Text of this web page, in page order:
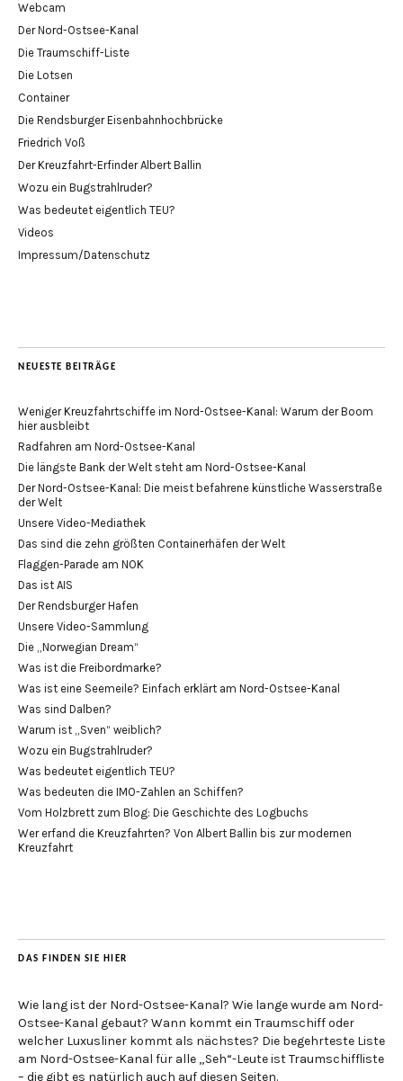
Webcam
Der Nord-Ostsee-Kanal
Die Traumschiff-Liste
Die Lotsen
Container
Die Rendsburger Eisenbahnhochbrücke
Friedrich Voß
Der Kreuzfahrt-Erfinder Albert Ballin
Wozu ein Bugstrahlruder?
Was bedeutet eigentlich TEU?
Videos
Impressum/Datenschutz
NEUESTE BEITRÄGE
Weniger Kreuzfahrtschiffe im Nord-Ostsee-Kanal: Warum der Boom
hier ausbleibt
Radfahren am Nord-Ostsee-Kanal
Die längste Bank der Welt steht am Nord-Ostsee-Kanal
Der Nord-Ostsee-Kanal: Die meist befahrene künstliche Wasserstraße
der Welt
Unsere Video-Mediathek
Das sind die zehn größten Containerhäfen der Welt
Flaggen-Parade am NOK
Das ist AIS
Der Rendsburger Hafen
Unsere Video-Sammlung
Die „Norwegian Dream“
Was ist die Freibordmarke?
Was ist eine Seemeile? Einfach erklärt am Nord-Ostsee-Kanal
Was sind Dalben?
Warum ist „Sven“ weiblich?
Wozu ein Bugstrahlruder?
Was bedeutet eigentlich TEU?
Was bedeuten die IMO-Zahlen an Schiffen?
Vom Holzbrett zum Blog: Die Geschichte des Logbuchs
Wer erfand die Kreuzfahrten? Von Albert Ballin bis zur modernen
Kreuzfahrt
DAS FINDEN SIE HIER
Wie lang ist der Nord-Ostsee-Kanal? Wie lange wurde am Nord-
Ostsee-Kanal gebaut? Wann kommt ein Traumschiff oder
welcher Luxusliner kommt als nächstes? Die begehrteste Liste
am Nord-Ostsee-Kanal für alle „Seh“-Leute ist Traumschiffliste
– die gibt es natürlich auch auf diesen Seiten.